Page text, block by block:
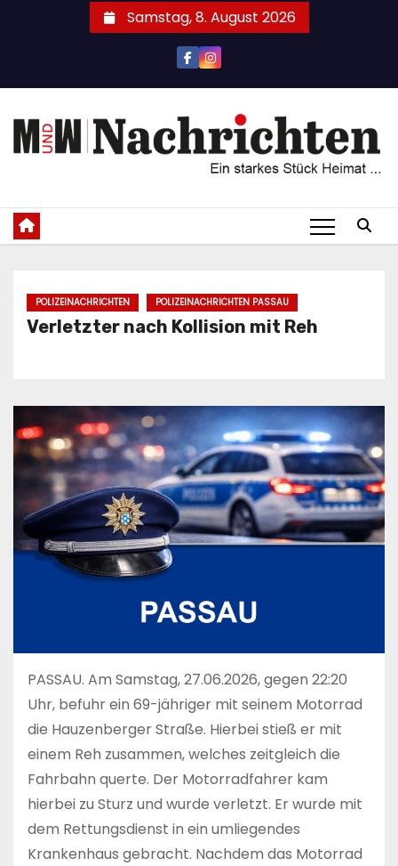
Samstag, 8. August 2026
POLIZEINACHRICHTEN POLIZEINACHRICHTEN PASSAU
Verletzter nach Kollision mit Reh
PASSAU. Am Samstag, 27.06.2026, gegen 22:20
Uhr, befuhr ein 69-jähriger mit seinem Motorrad
die Hauzenberger Straße. Hierbei stieß er mit
einem Reh zusammen, welches zeitgleich die
Fahrbahn querte. Der Motorradfahrer kam
hierbei zu Sturz und wurde verletzt. Er wurde mit
dem Rettungsdienst in ein umliegendes
Krankenhaus gebracht. Nachdem das Motorrad